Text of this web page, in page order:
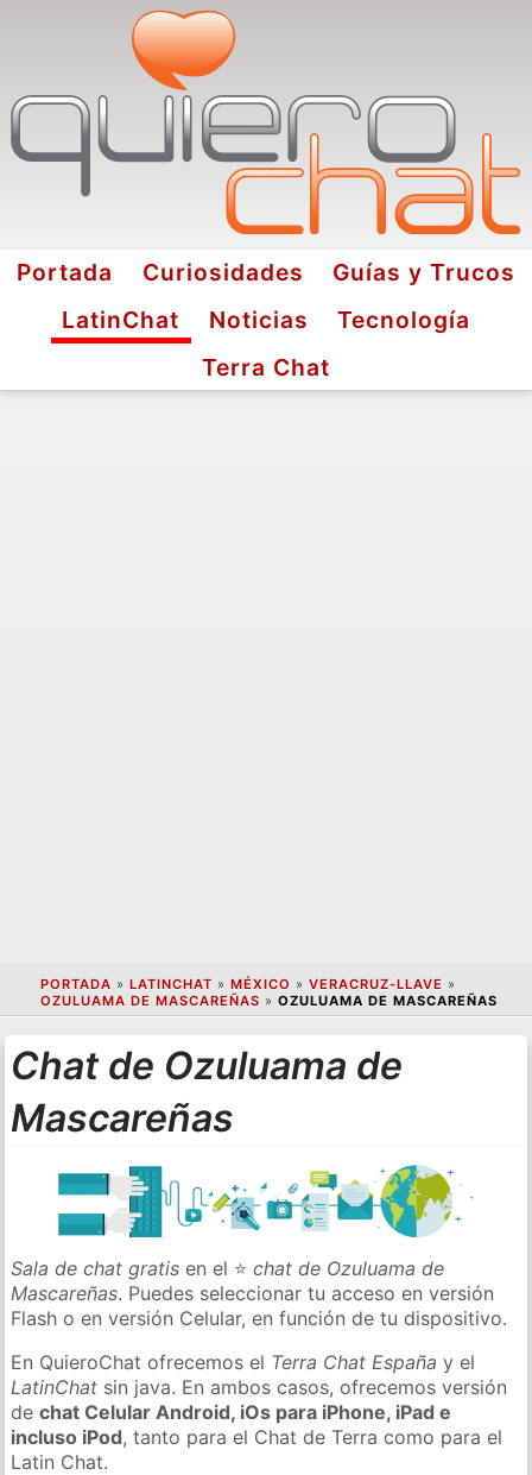
Portada Curiosidades
Guías y Trucos
LatinChat
Noticias
Tecnología
Terra Chat
PORTADA » LATINCHAT » MÉXICO » VERACRUZ-LLAVE »
OZULUAMA DE MASCAREÑAS » OZULUAMA DE MASCAREÑAS
Chat de Ozuluama de
Mascareñas
Sala de chat gratis en el ⭐chat de Ozuluama de
Mascareñas. Puedes seleccionar tu acceso en versión
Flash o en versión Celular, en función de tu dispositivo.
En QuieroChat ofrecemos el Terra Chat España y el
LatinChat sin java. En ambos casos, ofrecemos versión
dechat Celular Android, iOs para iPhone, iPad e
incluso iPod, tanto para el Chat de Terra como para el
Latin Chat.